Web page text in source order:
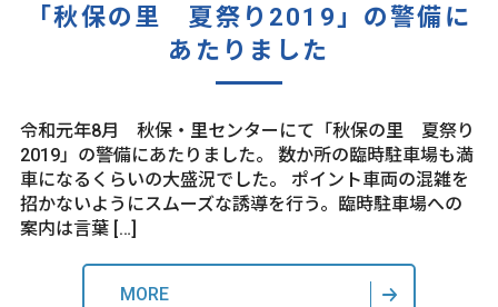
「秋保の里 夏祭り2019」の警備に
あたりました
令和元年8月 秋保・里センターにて「秋保の里 夏祭り
2019」の警備にあたりました。 数か所の臨時駐車場も満
車になるくらいの大盛況でした。 ポイント車両の混雑を
招かないようにスムーズな誘導を行う。臨時駐車場への
案内は言葉 […]
MORE